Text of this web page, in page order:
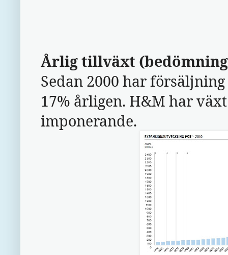
Årlig tillväxt
Sedan 2000 har
17% årligen. H&M har
imponerande.